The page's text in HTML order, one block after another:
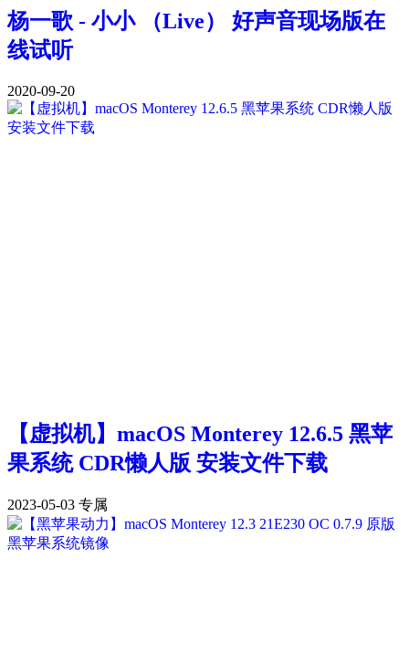
杨一歌 - 小小 （Live） 好声音现场版在
线试听
2020-09-20
【虚拟机】macOS Monterey 12.6.5 黑苹
果系统 CDR懒人版 安装文件下载
2023-05-03 专属